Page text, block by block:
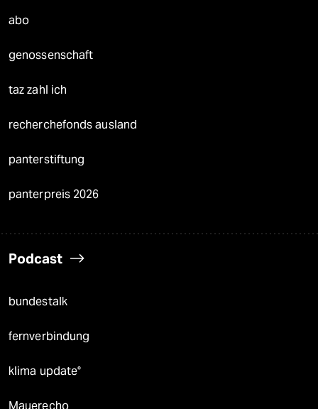
abo
genossenschaft
taz zahl ich
recherchefonds ausland
panterstiftung
panterpreis 2026
Podcast
bundestalk
fernverbindung
klima update°
Mauerecho